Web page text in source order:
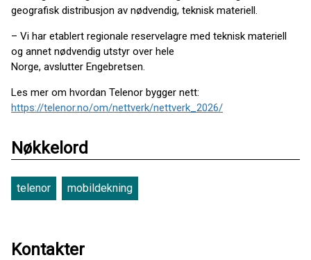
geografisk distribusjon av nødvendig, teknisk materiell.
– Vi har etablert regionale reservelagre med teknisk materiell
og annet nødvendig utstyr over hele
Norge, avslutter Engebretsen.
Les mer om hvordan Telenor bygger nett:
https://telenor.no/om/nettverk/nettverk_2026/
Nøkkelord
telenor mobildekning
Kontakter